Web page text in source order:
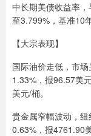
中长期美债收益率
至3.799%，基准10
【大宗表现】
国际油价走低，市
1.33%，报96.57美
美元/桶。
贵金属窄幅波动，
0.63%，报4761.90